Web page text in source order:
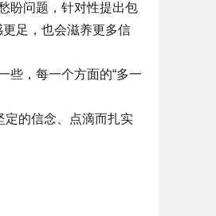
盼问题，针对性提出包
更足，也会滋养更多信
，每一个方面的“多一
的信念、点滴而扎实